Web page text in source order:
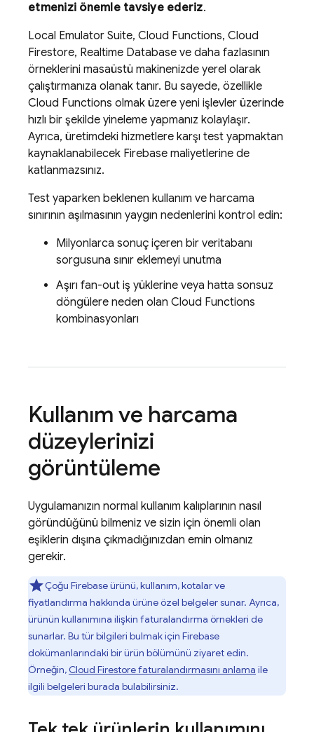
etmenizi önemle tavsiye ederiz.
Local Emulator Suite, Cloud Functions, Cloud
Firestore, Realtime Database ve daha fazlasının
örneklerini masaüstü makinenizde yerel olarak
çalıştırmanıza olanak tanır. Bu sayede, özellikle
Cloud Functions olmak üzere yeni işlevler üzerinde
hızlı bir şekilde yineleme yapmanız kolaylaşır.
Ayrıca, üretimdeki hizmetlere karşı test yapmaktan
kaynaklanabilecek Firebase maliyetlerine de
katlanmazsınız.
Test yaparken beklenen kullanım ve harcama
sınırının aşılmasının yaygın nedenlerini kontrol edin:
Milyonlarca sonuç içeren bir veritabanı
sorgusuna sınır eklemeyi unutma
Aşırı fan-out iş yüklerine veya hatta sonsuz
döngülere neden olan Cloud Functions
kombinasyonları
Kullanım ve harcama
düzeylerinizi
görüntüleme
Uygulamanızın normal kullanım kalıplarının nasıl
göründüğünü bilmeniz ve sizin için önemli olan
eşiklerin dışına çıkmadığınızdan emin olmanız
gerekir.
Çoğu Firebase ürünü, kullanım, kotalar ve
fiyatlandırma hakkında ürüne özel belgeler sunar. Ayrıca,
ürünün kullanımına ilişkin faturalandırma örnekleri de
sunarlar. Bu tür bilgileri bulmak için Firebase
dokümanlarındaki bir ürün bölümünü ziyaret edin.
Örneğin, Cloud Firestorefaturalandırmasını anlama ile
ilgili belgeleri burada bulabilirsiniz.